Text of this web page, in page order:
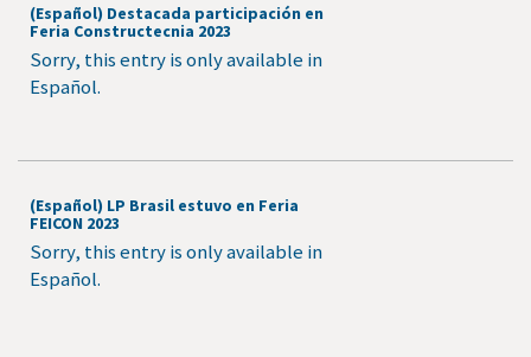
(Español) Destacada participación en
Feria Constructecnia 2023
Sorry, this entry is only available in
Español.
(Español) LP Brasil estuvo en Feria
FEICON 2023
Sorry, this entry is only available in
Español.